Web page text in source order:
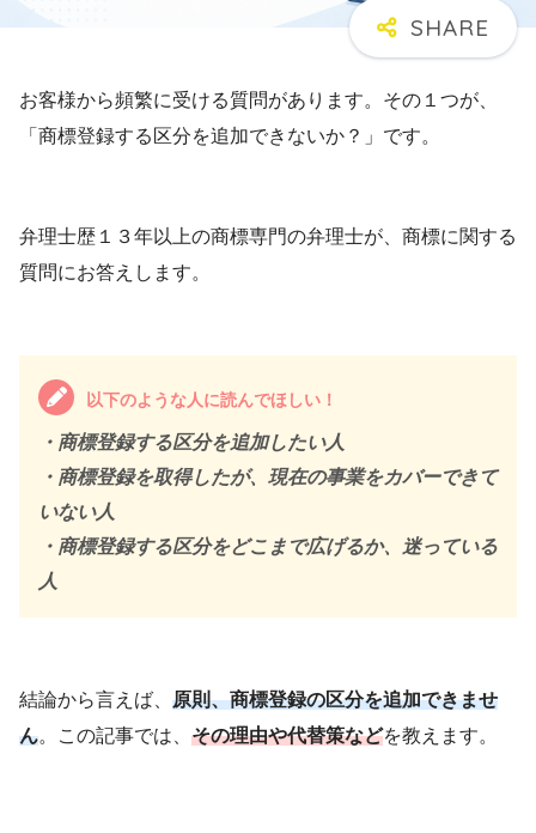
お客様から頻繁に受ける質問があります。その１つが、
「商標登録する区分を追加できないか？」です。
弁理士歴１３年以上の商標専門の弁理士が、商標に関する
質問にお答えします。
以下のような人に読んでほしい！
・商標登録する区分を追加したい人
・商標登録を取得したが、現在の事業をカバーできて
いない人
・商標登録する区分をどこまで広げるか、迷っている
人
結論から言えば、 原則、商標登録の区分を追加できませ
ん。この記事では、 その理由や代替策などを教えます。